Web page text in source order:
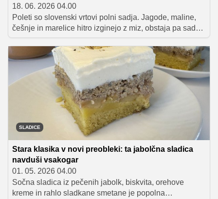
18. 06. 2026 04.00
Poleti so slovenski vrtovi polni sadja. Jagode, maline,
češnje in marelice hitro izginejo z miz, obstaja pa sadež,
ki ga številni še vedno podcenjujejo, čeprav raste skoraj
na vsakem drugem vrtu. Govorimo o ribezu.
SLADICE
Stara klasika v novi preobleki: ta jabolčna sladica
navduši vsakogar
01. 05. 2026 04.00
Sočna sladica iz pečenih jabolk, biskvita, orehove
kreme in rahlo sladkane smetane je popolna